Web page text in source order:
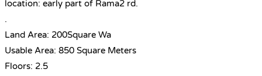
location: early part of Rama2 rd.
.
Land Area: 200Square Wa
Usable Area: 850 Square Meters
Floors: 2.5